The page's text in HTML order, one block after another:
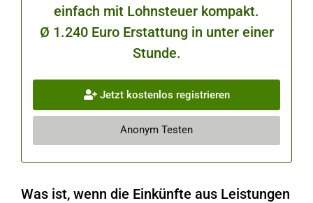
einfach mit Lohnsteuer kompakt.
Ø 1.240 Euro Erstattung in unter einer
Stunde.
Jetzt kostenlos registrieren
Anonym Testen
Was ist, wenn die Einkünfte aus Leistungen